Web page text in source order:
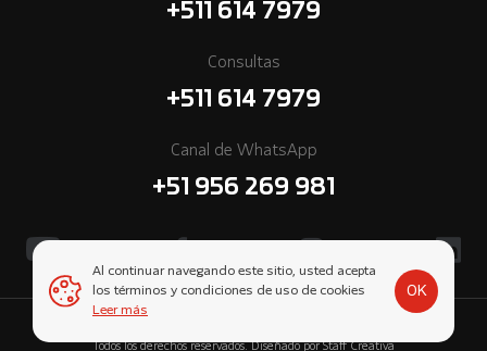
+511 614 7979
Consultas
+511 614 7979
Canal de WhatsApp
+51 956 269 981
Todos los derechos reservados. Diseñado por Staff Creativa
Al continuar navegando este sitio, usted acepta
los términos y condiciones de uso de cookies
Leer más
OK